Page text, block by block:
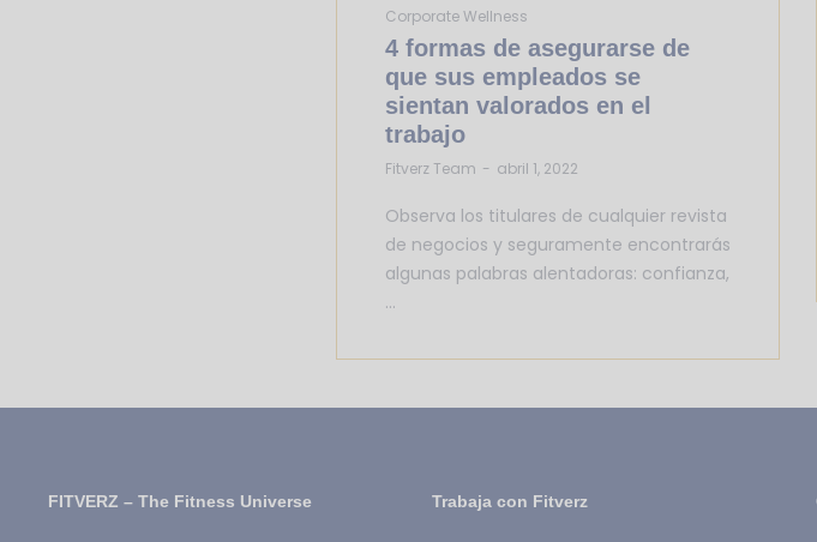
Corporate Wellness
4 formas de asegurarse de
que sus empleados se
sientan valorados en el
trabajo
by
Fitverz Team abril 1, 2022
Observa los titulares de cualquier revista
de negocios y seguramente encontrarás
algunas palabras alentadoras: confianza,
…
FITVERZ – The Fitness Universe Trabaja con Fitverz